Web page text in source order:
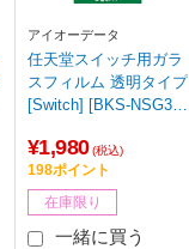
アイオーデータ
任天堂スイッチ用ガラ
スフィルム 透明タイプ
[Switch] [BKS-NSG3F]
プオリジナル】
¥1,980 (税込)
198ポイント
在庫限り
一緒に買う